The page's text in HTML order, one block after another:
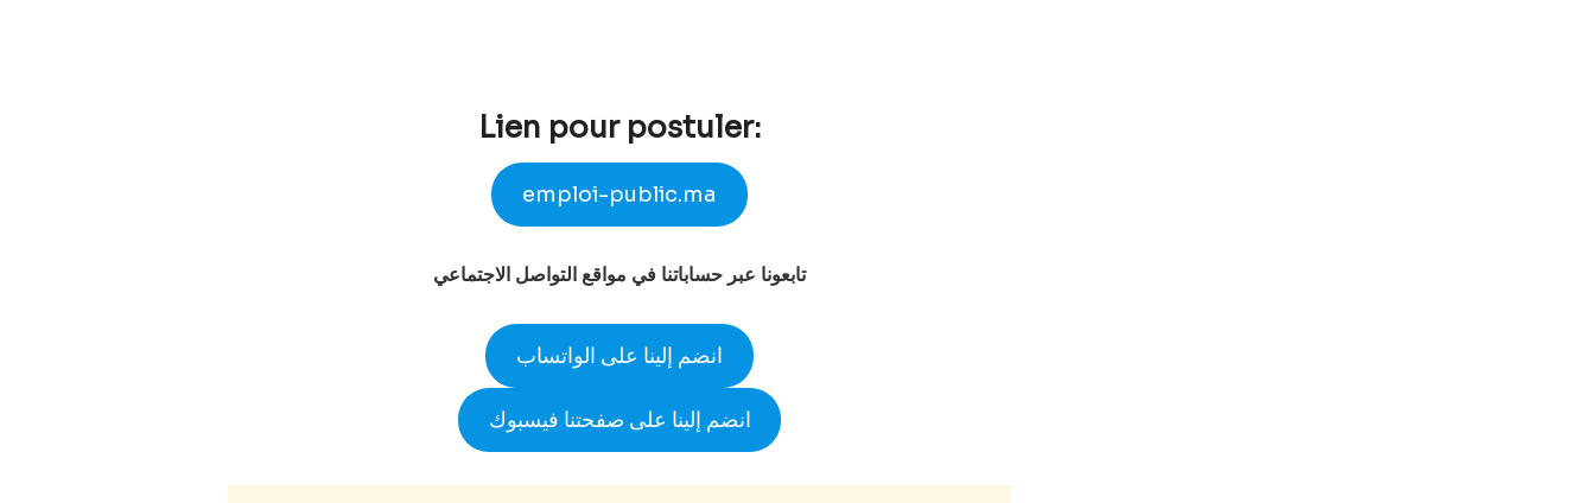
Lien pour postuler:
emploi-public.ma
تابعونا عبر حساباتنا في مواقع التواصل الاجتماعي
انضم إلينا على الواتساب
انضم إلينا على صفحتنا فيسبوك